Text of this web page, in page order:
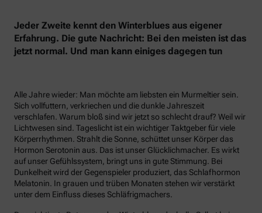
Jeder Zweite kennt den Winterblues aus eigener
Erfahrung. Die gute Nachricht: Bei den meisten ist das
jetzt normal. Und man kann einiges dagegen tun
Alle Jahre wieder: Man möchte am liebsten ein Murmeltier sein.
Sich vollfuttern, verkriechen und die dunkle Jahreszeit
verschlafen. Warum bloß sind wir jetzt so schlecht drauf? Weil wir
Lichtwesen sind. Tageslicht ist ein wichtiger Taktgeber für viele
Körperrhythmen. Strahlt die Sonne, schüttet unser Körper das
Hormon Serotonin aus. Das ist unser Glücklichmacher. Es wirkt
auf unser Gefühlssystem, bringt uns in gute Stimmung. Bei
Dunkelheit wird der Gegenspieler produziert, das Schlafhormon
Melatonin. In grauen und trüben Monaten stehen wir verstärkt
unter dem Einfluss dieses Schläfrigmachers.